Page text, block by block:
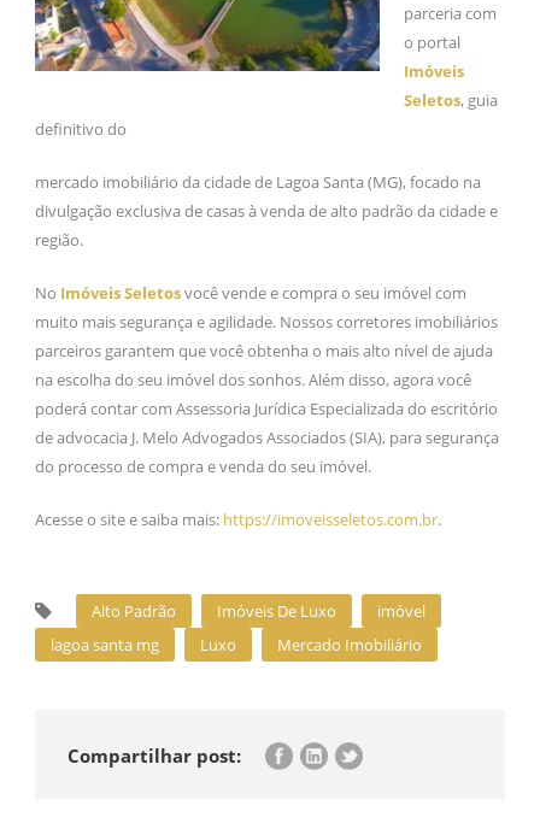
parceria com
o portal
Imóveis
Seletos, guia
definitivo do
mercado imobiliário da cidade de Lagoa Santa (MG), focado na
divulgação exclusiva de casas à venda de alto padrão da cidade e
região.
No Imóveis Seletosvocê vende e compra o seu imóvel com
muito mais segurança e agilidade. Nossos corretores imobiliários
parceiros garantem que você obtenha o mais alto nível de ajuda
na escolha do seu imóvel dos sonhos. Além disso, agora você
poderá contar com Assessoria Jurídica Especializada do escritório
de advocacia J. Melo Advogados Associados (SIA), para segurança
do processo de compra e venda do seu imóvel.
Acesse o site e saiba mais: https://imoveisseletos.com.br.
Alto Padrão Imóveis De Luxo
imóvel
lagoa santa mg
Luxo Mercado Imobiliário
Compartilhar post: